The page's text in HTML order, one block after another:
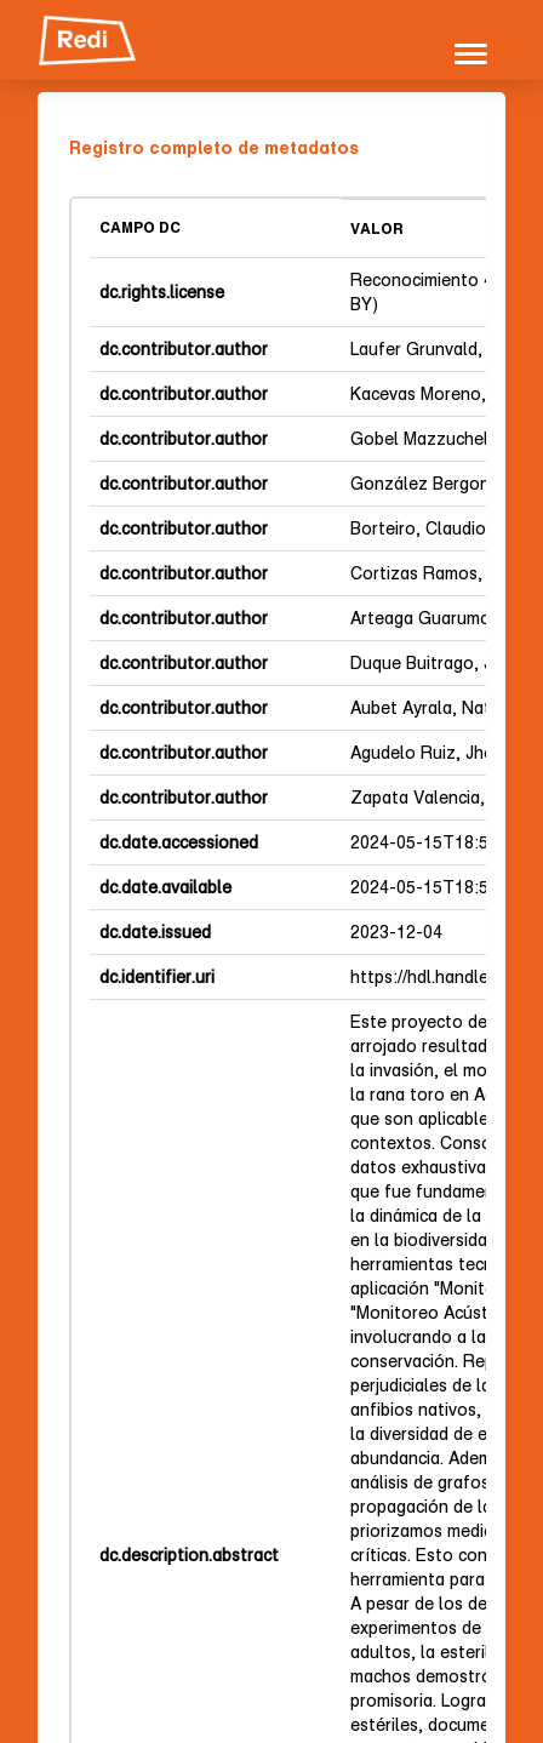
navigation
Registro completo de metadatos
CAMPO DC VALOR
dc.rights.license
Reconocimiento 4.0
BY)
dc.contributor.author Laufer Grunvald, Gabriel
dc.contributor.author Kacevas Moreno, Nadia
dc.contributor.author Gobel Mazzuchelli,
dc.contributor.author González Bergonzoni,
dc.contributor.author Borteiro, Claudio
dc.contributor.author Cortizas Ramos, Sofía
dc.contributor.author Arteaga Guarumo,
dc.contributor.author Duque Buitrago, Johan
dc.contributor.author Aubet Ayrala, Natalie R.
dc.contributor.author Agudelo Ruiz, Jhonny
dc.contributor.author Zapata Valencia, Jorge
dc.date.accessioned 2024-05-15T18:50:51Z
dc.date.available 2024-05-15T18:50:51Z
dc.date.issued 2023-12-04
dc.identifier.uri https://hdl.handle.net/
dc.description.abstract
Este proyecto de
arrojado resultados
la invasión, el
la rana toro en Aceguá,
que son aplicables a
contextos.
datos exhaustiva (de
que fue fundamental
la dinámica de la
en la biodiversidad
herramientas
aplicación "Monitoreo
"Monitoreo Acústico de
involucrando a la
conservación.
perjudiciales de la rana
anfibios nativos, con
la diversidad de
abundancia. Además,
análisis de grafos,
propagación de la rana
priorizamos medidas
críticas. Esto
herramienta para
A pesar de los desafíos
experimentos de
adultos, la
machos demostró ser
promisoria. Logramos
estériles, documentar